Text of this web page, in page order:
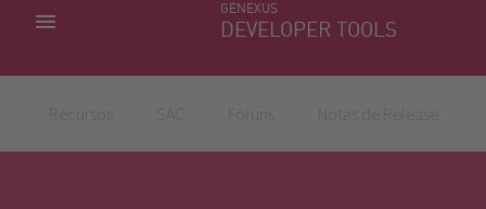
GENEXUS
DEVELOPER TOOLS
MINHAS APLICACÕES